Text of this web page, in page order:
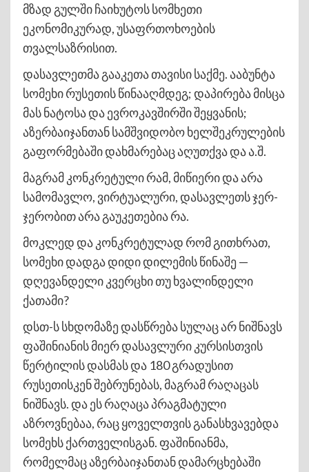
მზად გულში ჩაიხუტოს სომხეთი
ეკონომიკურად, უსაფრთოხოების
თვალსაზრისით.
დასავლეთმა გააკეთა თავისი საქმე. ააბუნტა
სომეხი რუსეთის წინააღმდეგ; დაპირება მისცა
მას ნატოსა და ევროკავშირში შეყვანის;
აზერბაიჯანთან სამშვიდობო ხელშეკრულების
გაფორმებაში დახმარებაც აღუთქვა და ა.შ.
მაგრამ კონკრეტული რამ, მიწიერი და არა
სამომავლო, ვირტუალური, დასავლეთს ჯერ-
ჯერობით არა გაუკეთებია რა.
მოკლედ და კონკრეტულად რომ გითხრათ,
სომეხი დადგა დიდი დილემის წინაშე —
დღევანდელი კვერცხი თუ ხვალინდელი
ქათამი?
დსთ-ს სხდომაზე დასწრება სულაც არ ნიშნავს
ფაშინიანის მიერ დასავლური კურსისთვის
წერტილის დასმას და 180 გრადუსით
რუსეთისკენ შებრუნებას, მაგრამ რაღაცას
ნიშნავს. და ეს რაღაცა პრაგმატული
აზროვნებაა, რაც ყოველთვის განასხვავებდა
სომეხს ქართველისგან. ფაშინიანმა,
რომელმაც აზერბაიჯანთან დამარცხებაში